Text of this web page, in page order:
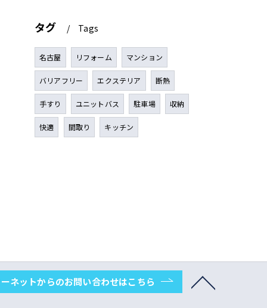
タグ Tags
名古屋 リフォーム マンション
バリアフリー エクステリア 断熱
手すり ユニットバス 駐車場 収納
快適 間取り キッチン
ネットからのお問い合わせはこちら